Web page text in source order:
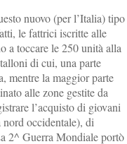
nuovo (per l’Italia) tipo
le fattrici iscritte alle
a toccare le 250 unità alla
di cui, una parte
mentre la maggior parte
alle zone gestite da
l’acquisto di giovani
occidentale), di
2^ Guerra Mondiale portò